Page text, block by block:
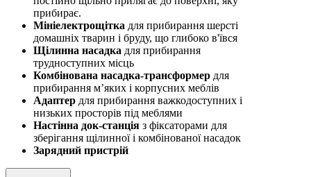
прибирає.
Мініелектрощітка для прибирання шерсті
домашніх тварин і бруду, що глибоко в'ївся
Щілинна насадка для прибирання
трудноступних місць
Комбінована насадка-трансформер для
прибирання м’яких і корпусних меблів
Адаптер для прибирання важкодоступних і
низьких просторів під меблями
Настінна док-станція з фіксаторами для
зберігання щілинної і комбінованої насадок
Зарядний пристрій